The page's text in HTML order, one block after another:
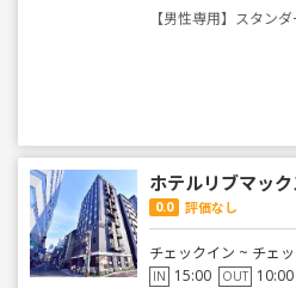
【男性専用】スタン
ホテルリブマッ
0.0 評価なし
チェックイン ~ チェ
IN 15:00 OUT 10:00